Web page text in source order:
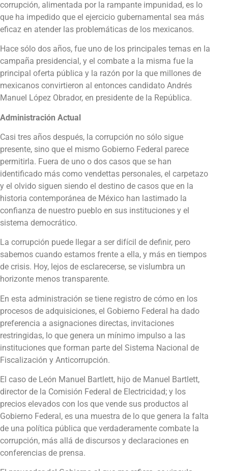
corrupción, alimentada por la rampante impunidad, es lo
que ha impedido que el ejercicio gubernamental sea más
eficaz en atender las problemáticas de los mexicanos.
Hace sólo dos años, fue uno de los principales temas en la
campaña presidencial, y el combate a la misma fue la
principal oferta pública y la razón por la que millones de
mexicanos convirtieron al entonces candidato Andrés
Manuel López Obrador, en presidente de la República.
Administración Actual
Casi tres años después, la corrupción no sólo sigue
presente, sino que el mismo Gobierno Federal parece
permitirla. Fuera de uno o dos casos que se han
identificado más como vendettas personales, el carpetazo
y el olvido siguen siendo el destino de casos que en la
historia contemporánea de México han lastimado la
confianza de nuestro pueblo en sus instituciones y el
sistema democrático.
La corrupción puede llegar a ser difícil de definir, pero
sabemos cuando estamos frente a ella, y más en tiempos
de crisis. Hoy, lejos de esclarecerse, se vislumbra un
horizonte menos transparente.
En esta administración se tiene registro de cómo en los
procesos de adquisiciones, el Gobierno Federal ha dado
preferencia a asignaciones directas, invitaciones
restringidas, lo que genera un mínimo impulso a las
instituciones que forman parte del Sistema Nacional de
Fiscalización y Anticorrupción.
El caso de León Manuel Bartlett, hijo de Manuel Bartlett,
director de la Comisión Federal de Electricidad; y los
precios elevados con los que vende sus productos al
Gobierno Federal, es una muestra de lo que genera la falta
de una política pública que verdaderamente combate la
corrupción, más allá de discursos y declaraciones en
conferencias de prensa.